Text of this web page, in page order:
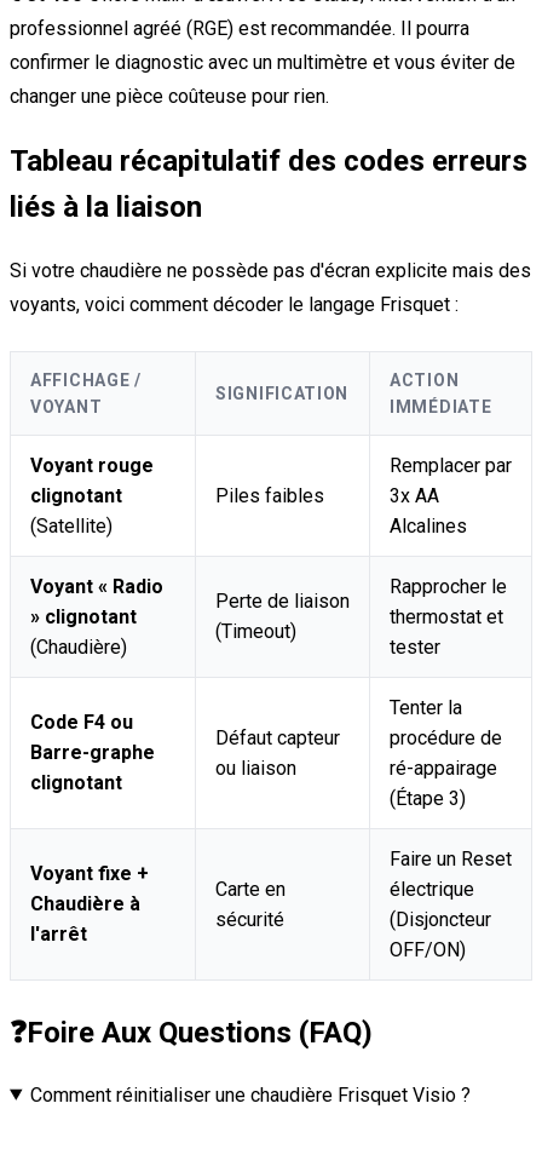
professionnel agréé (RGE) est recommandée. Il pourra
confirmer le diagnostic avec un multimètre et vous éviter de
changer une pièce coûteuse pour rien.
Tableau récapitulatif des codes erreurs
liés à la liaison
Si votre chaudière ne possède pas d'écran explicite mais des
voyants, voici comment décoder le langage Frisquet :
AFFICHAGE /
VOYANT
SIGNIFICATION
ACTION
IMMÉDIATE
Voyant rouge
clignotant
(Satellite)
Piles faibles
Remplacer par
3x AA
Alcalines
Voyant « Radio
» clignotant
(Chaudière)
Perte de liaison
(Timeout)
Rapprocher le
thermostat et
tester
Code F4 ou
Barre-graphe
clignotant
Défaut capteur
ou liaison
Tenter la
procédure de
ré-appairage
(Étape 3)
Voyant fixe +
Chaudière à
l'arrêt
Carte en
sécurité
Faire un Reset
électrique
(Disjoncteur
OFF/ON)
❓Foire Aux Questions (FAQ)
Comment réinitialiser une chaudière Frisquet Visio ?